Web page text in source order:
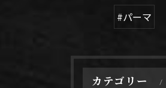
#パーマ
カテゴリー